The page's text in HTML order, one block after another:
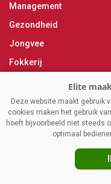
Management
Gezondheid
Jongvee
Fokkerij
Melken
Magazine
VAKBLADELITE.NL|
Deze website maakt gebruik
cookies maken het gebruik
hoeft bijvoorbeeld niet steeds
optimaal